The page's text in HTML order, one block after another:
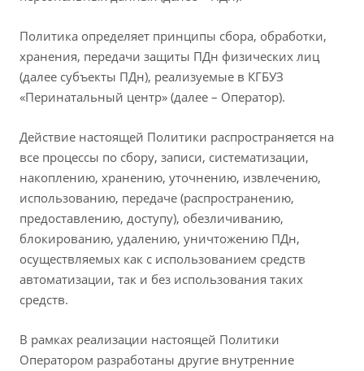
Политика определяет принципы сбора, обработки,
хранения, передачи защиты ПДн физических лиц
(далее субъекты ПДн), реализуемые в КГБУЗ
«Перинатальный центр» (далее – Оператор).
Действие настоящей Политики распространяется на
все процессы по сбору, записи, систематизации,
накоплению, хранению, уточнению, извлечению,
использованию, передаче (распространению,
предоставлению, доступу), обезличиванию,
блокированию, удалению, уничтожению ПДн,
осуществляемых как с использованием средств
автоматизации, так и без использования таких
средств.
В рамках реализации настоящей Политики
Оператором разработаны другие внутренние